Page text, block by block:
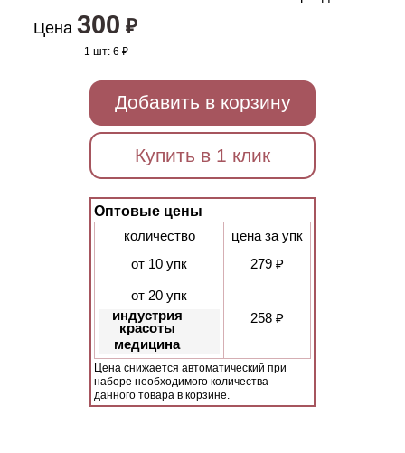
Цена 300 ₽
1 шт:6 ₽
Добавить в корзину
Купить в 1 клик
Оптовые цены
количество
цена за упк
от 10 упк
279 ₽
от 20 упк
индустрия
красоты
медицина
258 ₽
Цена снижается автоматический при
наборе необходимого количества
данного товара в корзине.